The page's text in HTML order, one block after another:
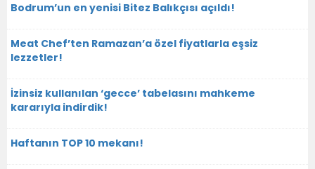
Bodrum’un en yenisi Bitez Balıkçısı açıldı!
Meat Chef’ten Ramazan’a özel fiyatlarla eşsiz
lezzetler!
İzinsiz kullanılan ‘gecce’ tabelasını mahkeme
kararıyla indirdik!
Haftanın TOP 10 mekanı!